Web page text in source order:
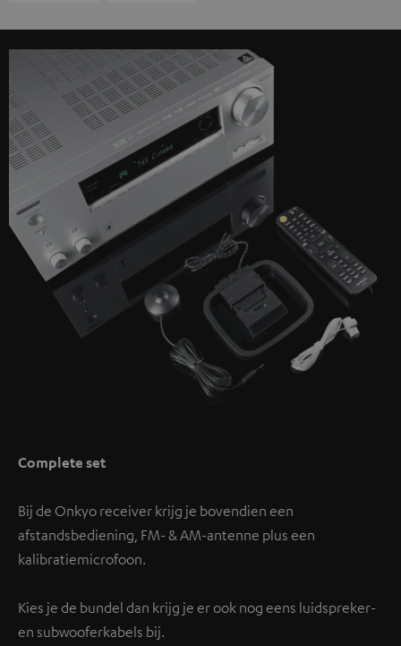
Complete set
Bij de Onkyo receiver krijg je bovendien een
afstandsbediening, FM- & AM-antenne plus een
kalibratiemicrofoon.
Kies je de bundel dan krijg je er ook nog eens luidspreker-
en subwooferkabels bij.